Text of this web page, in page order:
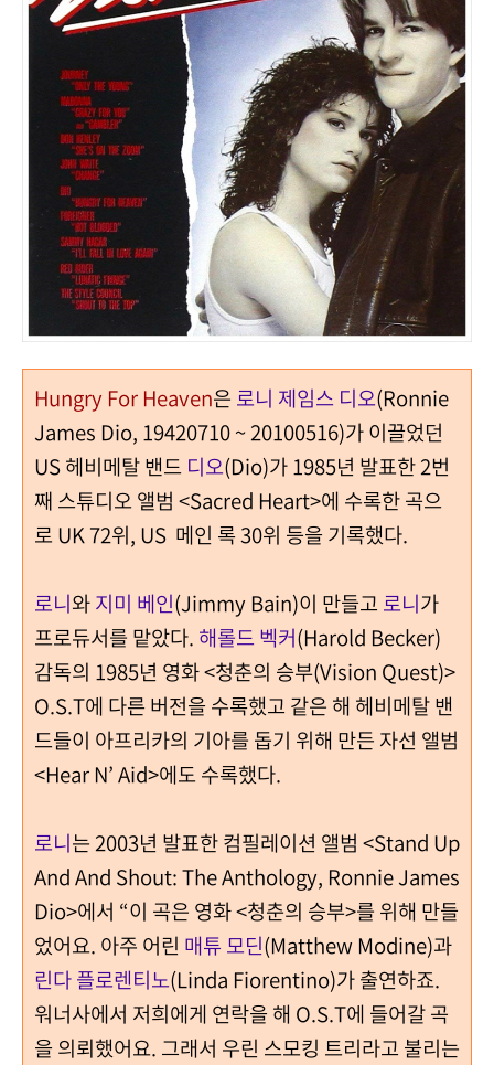
Hungry For Heaven은 로니 제임스 디오(Ronnie
James Dio, 19420710 ~ 20100516)가 이끌었던
US 헤비메탈 밴드 디오(Dio)가 1985년 발표한 2번
째 스튜디오 앨범 <Sacred Heart>에 수록한 곡으
로 UK 72위, US 메인 록 30위 등을 기록했다.
로니와지미 베인(Jimmy Bain)이 만들고 로니가
프로듀서를 맡았다. 해롤드 벡커(Harold Becker)
감독의 1985년 영화 <청춘의 승부(Vision Quest)>
O.S.T에 다른 버전을 수록했고 같은 해 헤비메탈 밴
드들이 아프리카의 기아를 돕기 위해 만든 자선 앨범
<Hear N’ Aid>에도 수록했다.
로니는 2003년 발표한 컴필레이션 앨범 <Stand Up
And And Shout: The Anthology, Ronnie James
Dio>에서 “이 곡은 영화 <청춘의 승부>를 위해 만들
었어요. 아주 어린 매튜 모딘(Matthew Modine)과
린다 플로렌티노(Linda Fiorentino)가 출연하죠.
워너사에서 저희에게 연락을 해 O.S.T에 들어갈 곡
을 의뢰했어요. 그래서 우린 스모킹 트리라고 불리는